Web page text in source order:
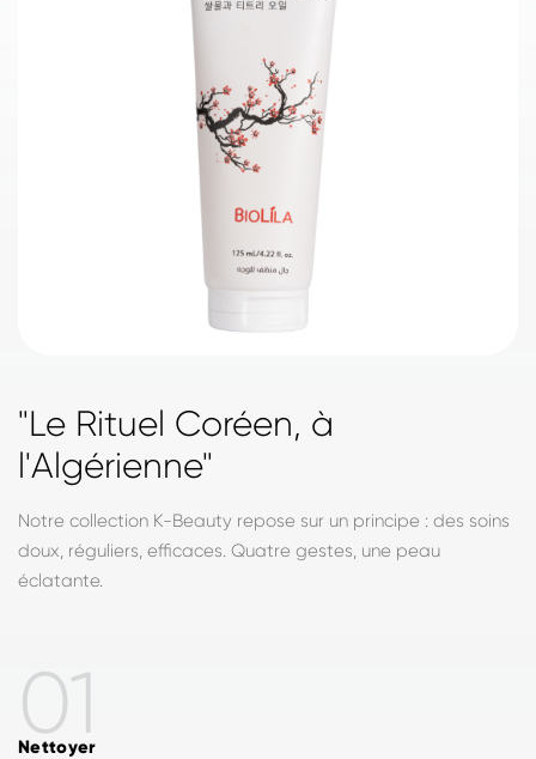
"Le Rituel Coréen, à
l'Algérienne"
Notre collection K-Beauty repose sur un principe : des soins
doux, réguliers, efficaces. Quatre gestes, une peau
éclatante.
01
Nettoyer